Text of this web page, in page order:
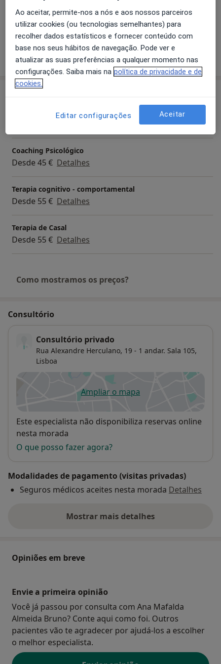
Development (1988-1991)
Psychotherapist in Private Clinique (Since 2003)
Psychotherapist in Hospital Militar Principal (2003-
2014)
Assistant Professor, ULHT (2007-2013)
Transtornos Neuróticos
Transtorno Obsessivo-Compulsivo
+5
Mostrar mais detalhes
sobre a experiência
Avaliação Psicológica
Coaching Psicológico
Desde 45 € Detalhes
Terapia cognitivo - comportamental
Desde 55 € Detalhes
Terapia de Casal
Desde 55 € Detalhes
Como mostramos os preços?
Consultório
Consultório privado
Rua Alexandre Herculano, 19 - 1 andar. Sala 105,
Lisboa
Ampliar o mapaabre num novo separador
Disponibilidade
Este especialista não disponibiliza reservas online
nesta morada
O que posso fazer agora?
Modalidades de pagamento (visitas privadas)
Seguros médicos aceites nesta morada Detalhes
Mostrar mais detalhes
sobre o endereço
Opiniões em breve
Envie a primeira opinião
Você já passou por consulta com Ana Mafalda
Almeida Bruno? Conte aqui como foi. Outros
pacientes vão te agradecer por ajudá-los a escolher
o melhor especialista.
Ao aceitar, permite-nos a nós e aos nossos parceiros
utilizar cookies (ou tecnologias semelhantes) para
recolher dados estatísticos e fornecer conteúdo com
base nos seus hábitos de navegação. Pode ver e
atualizar as suas preferências a qualquer momento nas
configurações. Saiba mais na política de privacidade e de
cookies.
Editar configurações Aceitar